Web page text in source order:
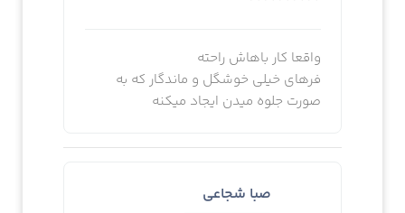
واقعا کار باهاش راحته
فرهای خیلی خوشگل و ماندگار که به
صورت جلوه میدن ایجاد میکنه
صبا شجاعی